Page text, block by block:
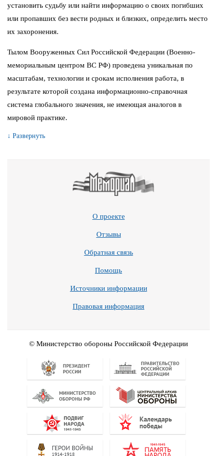
установить судьбу или найти информацию о своих погибших
или пропавших без вести родных и близких, определить место
их захоронения.
Тылом Вооруженных Сил Российской Федерации (Военно-
мемориальным центром ВС РФ) проведена уникальная по
масштабам, технологии и срокам исполнения работа, в
результате которой создана информационно-справочная
система глобального значения, не имеющая аналогов в
мировой практике.
↓ Развернуть
О проекте
Отзывы
Обратная связь
Помощь
Источники информации
Правовая информация
© Министерство обороны Российской Федерации